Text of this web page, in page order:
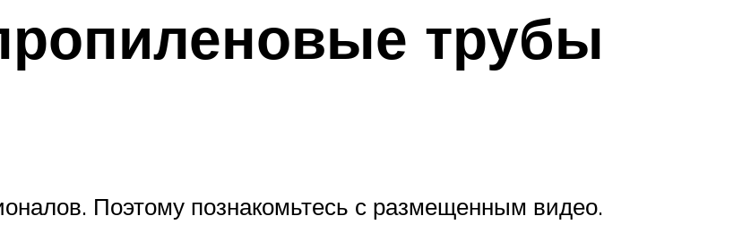
трубы
Поэтому познакомьтесь с размещенным видео.